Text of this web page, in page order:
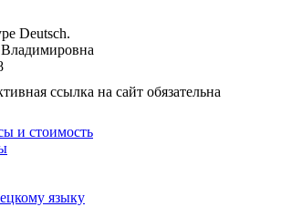
Deutsch.
ссылка на сайт обязательна
и стоимость
языку